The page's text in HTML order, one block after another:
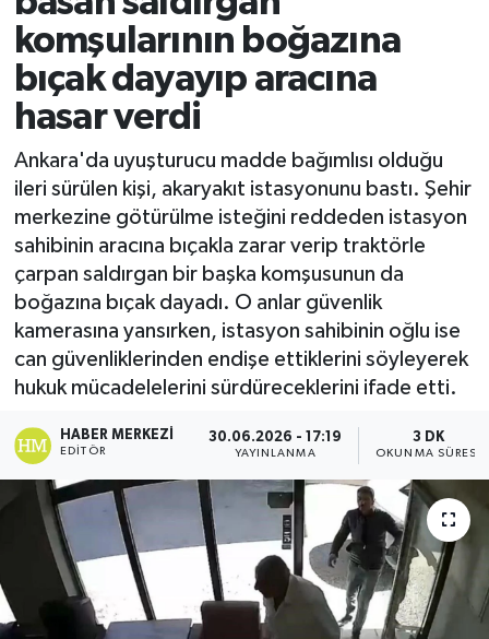
komşularının boğazına
bıçak dayayıp aracına
hasar verdi
Ankara'da uyuşturucu madde bağımlısı olduğu
ileri sürülen kişi, akaryakıt istasyonunu bastı. Şehir
merkezine götürülme isteğini reddeden istasyon
sahibinin aracına bıçakla zarar verip traktörle
çarpan saldırgan bir başka komşusunun da
boğazına bıçak dayadı. O anlar güvenlik
kamerasına yansırken, istasyon sahibinin oğlu ise
can güvenliklerinden endişe ettiklerini söyleyerek
hukuk mücadelelerini sürdüreceklerini ifade etti.
HABER MERKEZI
EDITÖR
30.06.2026 - 17:19
YAYINLANMA
3 DK
OKUNMA SÜRESI
Ekonomi
Sağlık
Tokat Haber